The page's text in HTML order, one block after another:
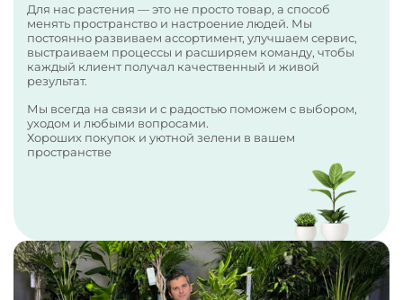
Для нас растения — это не просто товар, а способ
менять пространство и настроение людей. Мы
постоянно развиваем ассортимент, улучшаем сервис,
выстраиваем процессы и расширяем команду, чтобы
каждый клиент получал качественный и живой
результат.
Мы всегда на связи и с радостью поможем с выбором,
уходом и любыми вопросами.
Хороших покупок и уютной зелени в вашем
пространстве